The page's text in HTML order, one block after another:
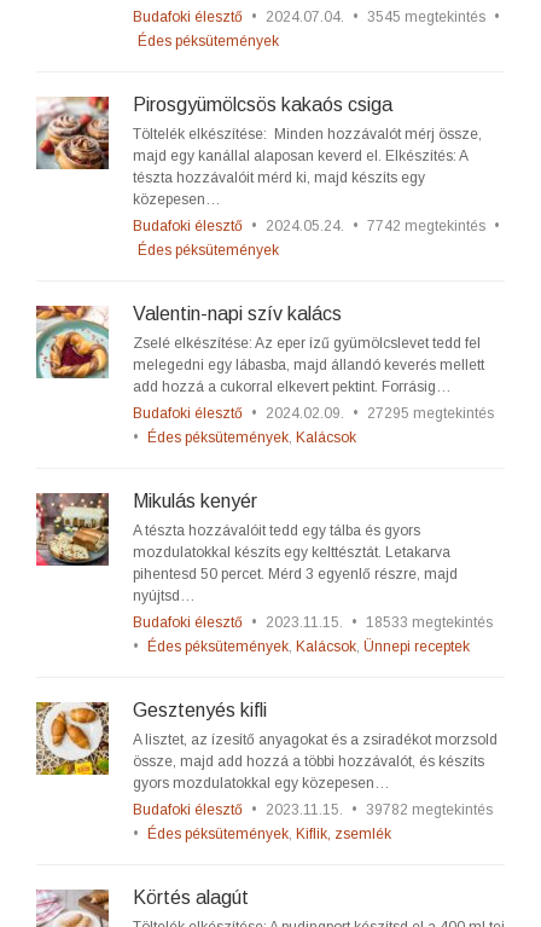
Budafoki élesztő • 2024.07.04. • 3545 megtekintés •
Édes péksütemények
Pirosgyümölcsös kakaós csiga
Töltelék elkészítése: Minden hozzávalót mérj össze,
majd egy kanállal alaposan keverd el. Elkészítés: A
tészta hozzávalóit mérd ki, majd készíts egy
közepesen…
Budafoki élesztő • 2024.05.24. • 7742 megtekintés •
Édes péksütemények
Valentin-napi szív kalács
Zselé elkészítése: Az eper ízű gyümölcslevet tedd fel
melegedni egy lábasba, majd állandó keverés mellett
add hozzá a cukorral elkevert pektint. Forrásig…
Budafoki élesztő • 2024.02.09. •
27295 megtekintés
•
Édes péksütemények, Kalácsok
Mikulás kenyér
A tészta hozzávalóit tedd egy tálba és gyors
mozdulatokkal készíts egy kelttésztát. Letakarva
pihentesd 50 percet. Mérd 3 egyenlő részre, majd
nyújtsd…
Budafoki élesztő • 2023.11.15. • 18533 megtekintés
•
Édes péksütemények, Kalácsok, Ünnepi receptek
Gesztenyés kifli
A lisztet, az ízesítő anyagokat és a zsiradékot morzsold
össze, majd add hozzá a többi hozzávalót, és készíts
gyors mozdulatokkal egy közepesen…
Budafoki élesztő • 2023.11.15. • 39782 megtekintés
•
Édes péksütemények, Kiflik, zsemlék
Körtés alagút